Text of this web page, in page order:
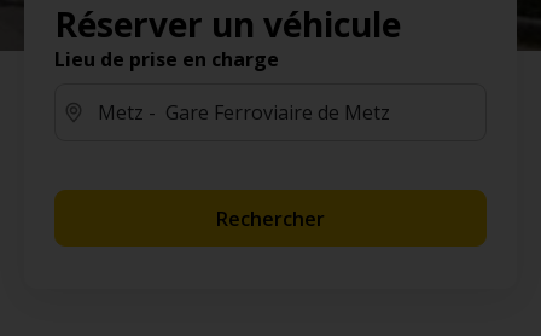
Réserver un véhicule
Lieu de prise en charge
Rechercher